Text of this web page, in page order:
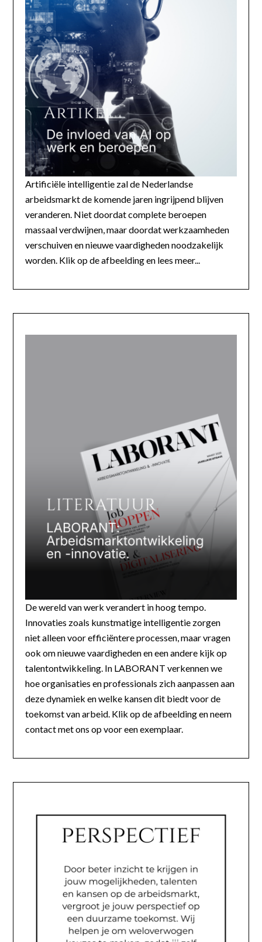
Artificiële intelligentie zal de Nederlandse
arbeidsmarkt de komende jaren ingrijpend blijven
veranderen. Niet doordat complete beroepen
massaal verdwijnen, maar doordat werkzaamheden
verschuiven en nieuwe vaardigheden noodzakelijk
worden. Klik op de afbeelding en lees meer...
De wereld van werk verandert in hoog tempo.
Innovaties zoals kunstmatige intelligentie zorgen
niet alleen voor efficiëntere processen, maar vragen
ook om nieuwe vaardigheden en een andere kijk op
talentontwikkeling. In LABORANT verkennen we
hoe organisaties en professionals zich aanpassen aan
deze dynamiek en welke kansen dit biedt voor de
toekomst van arbeid. Klik op de afbeelding en neem
contact met ons op voor een exemplaar.